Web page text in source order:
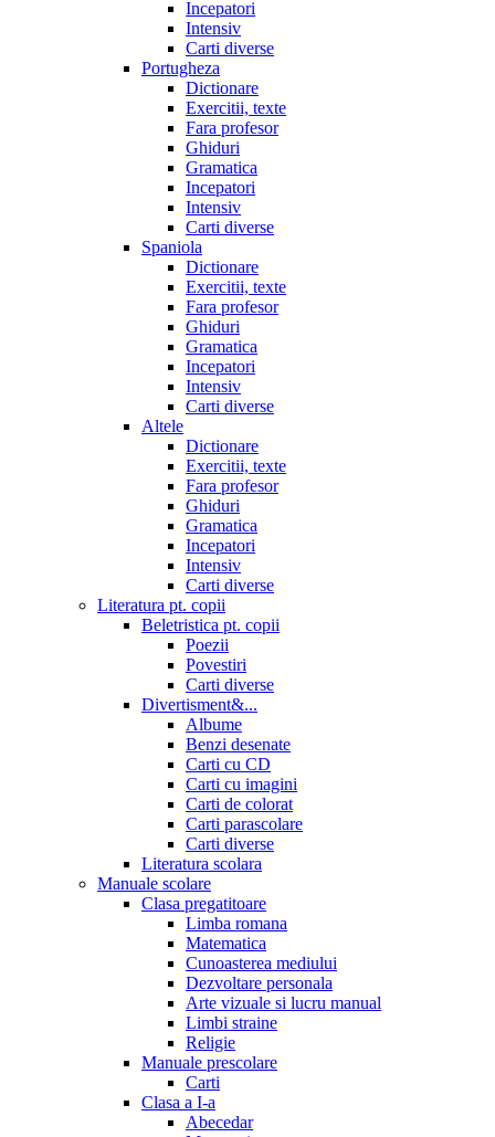
Incepatori
Intensiv
Carti diverse
Portugheza
Dictionare
Exercitii, texte
Fara profesor
Ghiduri
Gramatica
Incepatori
Intensiv
Carti diverse
Spaniola
Dictionare
Exercitii, texte
Fara profesor
Ghiduri
Gramatica
Incepatori
Intensiv
Carti diverse
Altele
Dictionare
Exercitii, texte
Fara profesor
Ghiduri
Gramatica
Incepatori
Intensiv
Carti diverse
Literatura pt. copii
Beletristica pt. copii
Poezii
Povestiri
Carti diverse
Divertisment&...
Albume
Benzi desenate
Carti cu CD
Carti cu imagini
Carti de colorat
Carti parascolare
Carti diverse
Literatura scolara
Manuale scolare
Clasa pregatitoare
Limba romana
Matematica
Cunoasterea mediului
Dezvoltare personala
Arte vizuale si lucru manual
Limbi straine
Religie
Manuale prescolare
Carti
Clasa a I-a
Abecedar